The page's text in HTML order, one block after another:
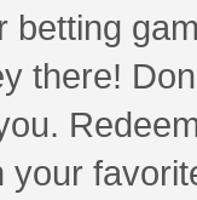
betting
there!
your